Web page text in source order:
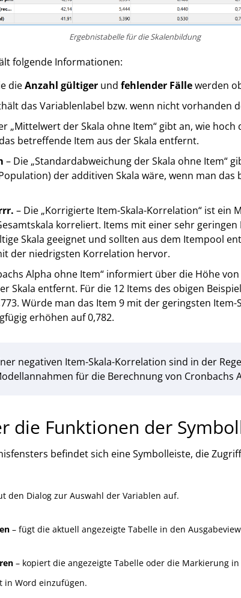
Ergebnistabelle für die Skalenbildung
folgende Informationen:
dieAnzahl gültigerund fehlender Fällewerden
das Variablenlabel bzw. wenn nicht vorhanden
„Mittelwert der Skala ohne Item“ gibt an, wie
betreffende Item aus der Skala entfernt.
– Die „Standardabweichung der Skala ohne Item“
der additiven Skala wäre, wenn man das
– Die „Korrigierte Item-Skala-Korrelation“ ist ein
korreliert. Items mit einer sehr
Skala geeignet und sollten aus dem Itempool
der niedrigsten Korrelation hervor.
Alpha ohne Item“ informiert über die Höhe
Skala entfernt. Für die 12 Items des obigen
Würde man das Item 9 mit der geringsten
erhöhen auf 0,782.
negativen Item-Skala-Korrelation sind in der
für die Berechnung von Cronbachs
die Funktionen der
befindet sich eine Symbolleiste, die
den Dialog zur Auswahl der Variablen auf.
– fügt die aktuell angezeigte Tabelle in den
– kopiert die angezeigte Tabelle oder die Markierung
in Word einzufügen.